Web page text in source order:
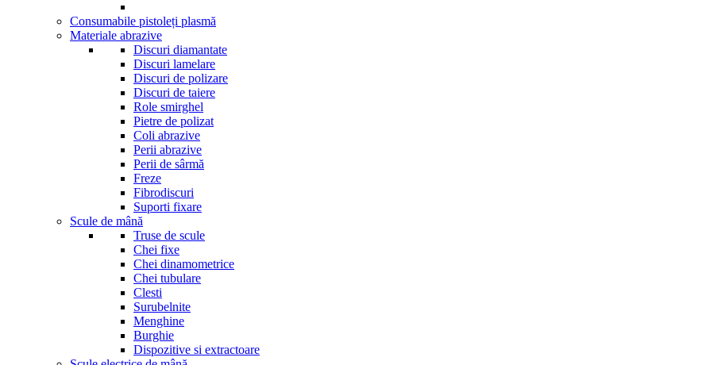
Consumabile pistoleți plasmă
Materiale abrazive
Discuri diamantate
Discuri lamelare
Discuri de polizare
Discuri de taiere
Role smirghel
Pietre de polizat
Coli abrazive
Perii abrazive
Perii de sârmă
Freze
Fibrodiscuri
Suporti fixare
Scule de mână
Truse de scule
Chei fixe
Chei dinamometrice
Chei tubulare
Clesti
Surubelnite
Menghine
Burghie
Dispozitive si extractoare